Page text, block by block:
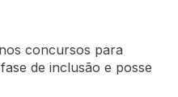
concursos para
de inclusão e posse